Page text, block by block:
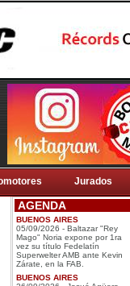
Jurados
AGENDA
BUENOS AIRES
05/09/2026 - Baltazar "Rey
Mago" Noria expone por 1ra
vez su título Fedelatín
Superwelter AMB ante Kevin
Zárate, en la FAB.
BUENOS AIRES